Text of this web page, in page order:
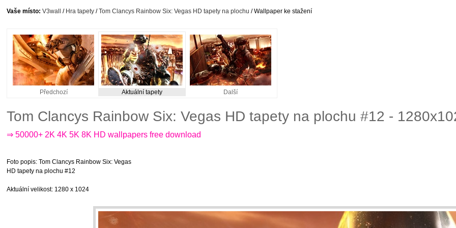
Vaše místo: V3wall / Hra tapety /Tom Clancys Rainbow Six: Vegas HD tapety na plochu / Wallpaper ke stažení
Předchozí Aktuální tapety Další
Tom Clancys Rainbow Six: Vegas HD tapety na plochu #12 -
⇒ 50000+ 2K 4K 5K 8K HD wallpapers free download
Foto popis: Tom Clancys Rainbow Six: Vegas
HD tapety na plochu #12
Aktuální velikost: 1280 x 1024